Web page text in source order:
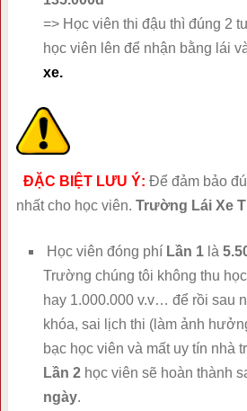
=> Học viên thi đậu thì đúng 2
học viên lên để nhận bằng lái
xe.
ĐẶC BIỆT LƯU Ý: Để đảm bảo
nhất cho học viên. Trường Lái Xe
Học viên đóng phí Lần 1là
Trường chúng tôi không thu
hay 1.000.000 v.v… để rồi sau
khóa, sai lịch thi (làm ảnh
bạc học viên và mất uy tín nhà
Lần 2học viên sẽ hoàn thành
ngày.